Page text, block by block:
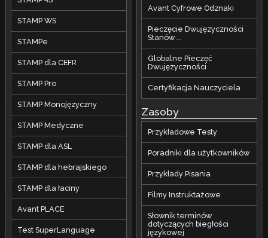
STAMP WS
STAMPe
STAMP dla CEFR
STAMP Pro
STAMP Monojęzyczny
STAMP Medyczne
STAMP dla ASL
STAMP dla hebrajskiego
STAMP dla łaciny
Avant PLACE
Test SuperLanguage
Avant Cyfrowe Odznaki
Pieczęcie Dwujęzyczności
Stanów ...
Globalne Pieczęć
Dwujęzyczności
Certyfikacja Nauczyciela
Zasoby
Przykładowe Testy
Poradniki dla użytkowników
Przykłady Pisania
Filmy Instruktażowe
Słownik terminów
dotyczących biegłości
językowej